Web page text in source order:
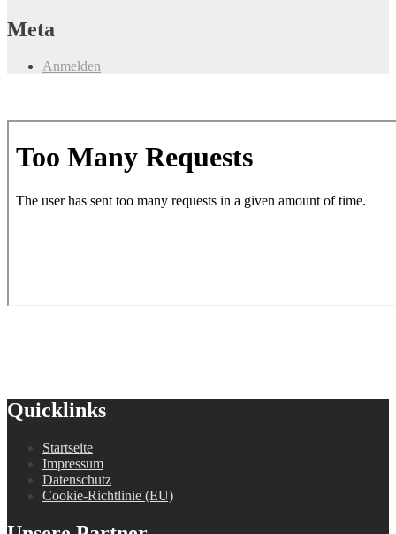
Meta
Anmelden
Quicklinks
Startseite
Impressum
Datenschutz
Cookie-Richtlinie (EU)